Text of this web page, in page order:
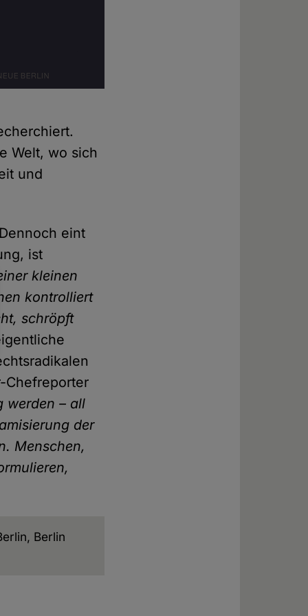
Welt, wo sich
und
eint
ist
kleinen
kontrolliert
schröpft
Chefreporter
werden – all
der
Menschen,
Berlin